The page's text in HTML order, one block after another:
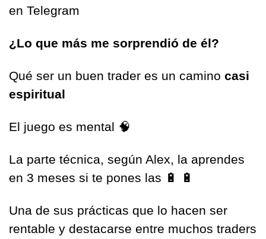
en Telegram
¿Lo que más me sorprendió de él?
Qué ser un buen trader es un camino casi
espiritual
El juego es mental 🧠
La parte técnica, según Alex, la aprendes
en 3 meses si te pones las 🔋 🔋
Una de sus prácticas que lo hacen ser
rentable y destacarse entre muchos traders